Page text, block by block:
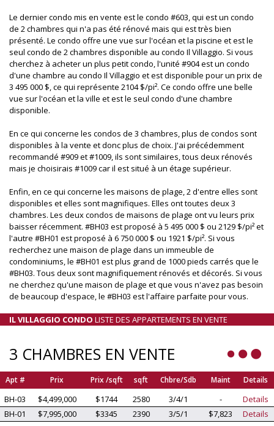
Le dernier condo mis en vente est le condo #603, qui est un condo
de 2 chambres qui n'a pas été rénové mais qui est très bien
présenté. Le condo offre une vue sur l'océan et la piscine et est le
seul condo de 2 chambres disponible au condo Il Villaggio. Si vous
cherchez à acheter un plus petit condo, l'unité #904 est un condo
d'une chambre au condo Il Villaggio et est disponible pour un prix de
3 495 000 $, ce qui représente 2104 $/pi². Ce condo offre une belle
vue sur l'océan et la ville et est le seul condo d'une chambre
disponible.
En ce qui concerne les condos de 3 chambres, plus de condos sont
disponibles à la vente et donc plus de choix. J'ai précédemment
recommandé #909 et #1009, ils sont similaires, tous deux rénovés
mais je choisirais #1009 car il est situé à un étage supérieur.
Enfin, en ce qui concerne les maisons de plage, 2 d'entre elles sont
disponibles et elles sont magnifiques. Elles ont toutes deux 3
chambres. Les deux condos de maisons de plage ont vu leurs prix
baisser récemment. #BH03 est proposé à 5 495 000 $ ou 2129 $/pi² et
l'autre #BH01 est proposé à 6 750 000 $ ou 1921 $/pi². Si vous
recherchez une maison de plage dans un immeuble de
condominiums, le #BH01 est plus grand de 1000 pieds carrés que le
#BH03. Tous deux sont magnifiquement rénovés et décorés. Si vous
ne cherchez qu'une maison de plage et que vous n'avez pas besoin
de beaucoup d'espace, le #BH03 est l'affaire parfaite pour vous.
IL VILLAGGIO CONDO LISTE DES APPARTEMENTS EN VENTE
3 CHAMBRES EN VENTE
Apt # Prix Prix /sqft sqft Chbre/Sdb Maint Details
BH-03 $4,499,000 $1744 2580 3/4/1 -
Details
BH-01
$7,995,000 $3345 2390 3/5/1 $7,823 Details